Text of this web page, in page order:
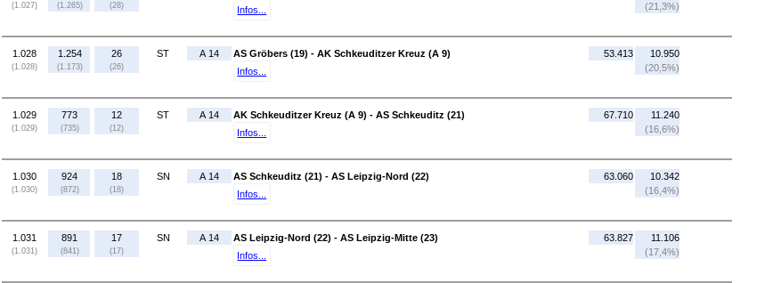
(1.027) (1.265) (28)
Infos...
(21,3%)
1.028
(1.028)
1.254
(1.173)
26
(26)
ST A 14
AS Gröbers (19) - AK Schkeuditzer Kreuz (A 9)
Infos...
53.413
10.950
(20,5%)
1.029
(1.029)
773
(735)
12
(12)
ST A 14
AK Schkeuditzer Kreuz (A 9) - AS Schkeuditz (21)
Infos...
67.710
11.240
(16,6%)
1.030
(1.030)
924
(872)
18
(18)
SN A 14
AS Schkeuditz (21) - AS Leipzig-Nord (22)
Infos...
63.060
10.342
(16,4%)
1.031
(1.031)
891
(841)
17
(17)
SN A 14
AS Leipzig-Nord (22) - AS Leipzig-Mitte (23)
Infos...
63.827
11.106
(17,4%)